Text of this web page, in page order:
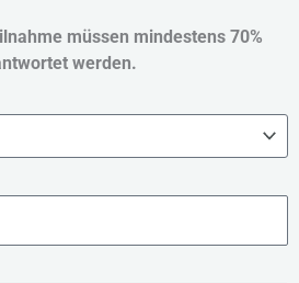
müssen mindestens 70%
werden.